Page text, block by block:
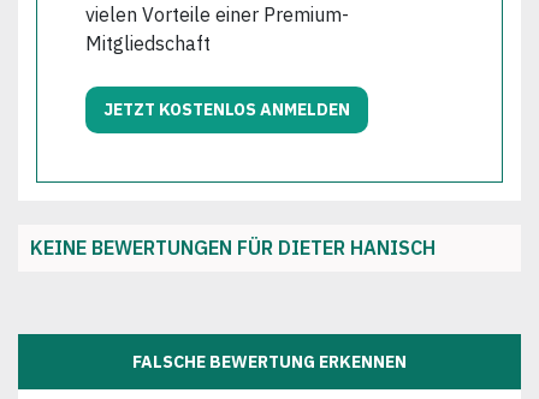
vielen Vorteile einer Premium-
Mitgliedschaft
JETZT KOSTENLOS ANMELDEN
KEINE BEWERTUNGEN FÜR DIETER HANISCH
FALSCHE BEWERTUNG ERKENNEN